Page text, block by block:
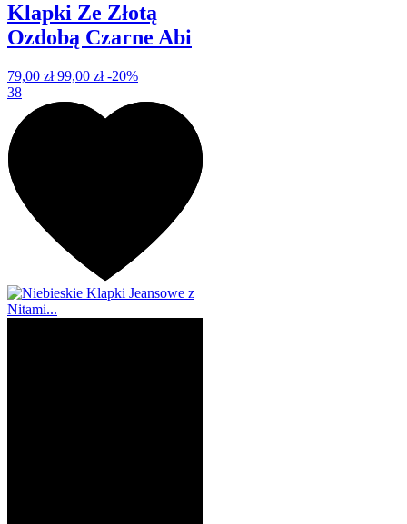
Klapki Ze Złotą
Ozdobą Czarne Abi
79,00 zł 99,00 zł -20%
38